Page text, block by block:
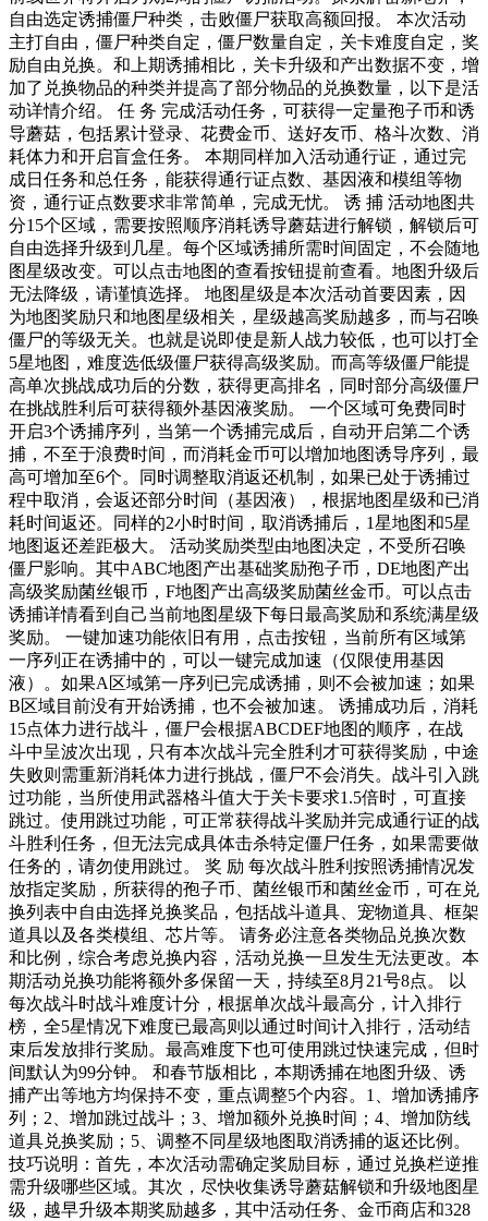
自由选定诱捕僵尸种类，击败僵尸获取高额回报。 本次活动
主打自由，僵尸种类自定，僵尸数量自定，关卡难度自定，奖
励自由兑换。和上期诱捕相比，关卡升级和产出数据不变，增
加了兑换物品的种类并提高了部分物品的兑换数量，以下是活
动详情介绍。 任 务 完成活动任务，可获得一定量孢子币和诱
导蘑菇，包括累计登录、花费金币、送好友币、格斗次数、消
耗体力和开启盲盒任务。 本期同样加入活动通行证，通过完
成日任务和总任务，能获得通行证点数、基因液和模组等物
资，通行证点数要求非常简单，完成无忧。 诱 捕 活动地图共
分15个区域，需要按照顺序消耗诱导蘑菇进行解锁，解锁后可
自由选择升级到几星。每个区域诱捕所需时间固定，不会随地
图星级改变。可以点击地图的查看按钮提前查看。地图升级后
无法降级，请谨慎选择。 地图星级是本次活动首要因素，因
为地图奖励只和地图星级相关，星级越高奖励越多，而与召唤
僵尸的等级无关。也就是说即使是新人战力较低，也可以打全
5星地图，难度选低级僵尸获得高级奖励。而高等级僵尸能提
高单次挑战成功后的分数，获得更高排名，同时部分高级僵尸
在挑战胜利后可获得额外基因液奖励。 一个区域可免费同时
开启3个诱捕序列，当第一个诱捕完成后，自动开启第二个诱
捕，不至于浪费时间，而消耗金币可以增加地图诱导序列，最
高可增加至6个。同时调整取消返还机制，如果已处于诱捕过
程中取消，会返还部分时间（基因液），根据地图星级和已消
耗时间返还。同样的2小时时间，取消诱捕后，1星地图和5星
地图返还差距极大。 活动奖励类型由地图决定，不受所召唤
僵尸影响。其中ABC地图产出基础奖励孢子币，DE地图产出
高级奖励菌丝银币，F地图产出高级奖励菌丝金币。可以点击
诱捕详情看到自己当前地图星级下每日最高奖励和系统满星级
奖励。 一键加速功能依旧有用，点击按钮，当前所有区域第
一序列正在诱捕中的，可以一键完成加速（仅限使用基因
液）。如果A区域第一序列已完成诱捕，则不会被加速；如果
B区域目前没有开始诱捕，也不会被加速。 诱捕成功后，消耗
15点体力进行战斗，僵尸会根据ABCDEF地图的顺序，在战
斗中呈波次出现，只有本次战斗完全胜利才可获得奖励，中途
失败则需重新消耗体力进行挑战，僵尸不会消失。战斗引入跳
过功能，当所使用武器格斗值大于关卡要求1.5倍时，可直接
跳过。使用跳过功能，可正常获得战斗奖励并完成通行证的战
斗胜利任务，但无法完成具体击杀特定僵尸任务，如果需要做
任务的，请勿使用跳过。 奖 励 每次战斗胜利按照诱捕情况发
放指定奖励，所获得的孢子币、菌丝银币和菌丝金币，可在兑
换列表中自由选择兑换奖品，包括战斗道具、宠物道具、框架
道具以及各类模组、芯片等。 请务必注意各类物品兑换次数
和比例，综合考虑兑换内容，活动兑换一旦发生无法更改。本
期活动兑换功能将额外多保留一天，持续至8月21号8点。 以
每次战斗时战斗难度计分，根据单次战斗最高分，计入排行
榜，全5星情况下难度已最高则以通过时间计入排行，活动结
束后发放排行奖励。最高难度下也可使用跳过快速完成，但时
间默认为99分钟。 和春节版相比，本期诱捕在地图升级、诱
捕产出等地方均保持不变，重点调整5个内容。1、增加诱捕序
列；2、增加跳过战斗；3、增加额外兑换时间；4、增加防线
道具兑换奖励；5、调整不同星级地图取消诱捕的返还比例。
技巧说明：首先，本次活动需确定奖励目标，通过兑换栏逆推
需升级哪些区域。其次，尽快收集诱导蘑菇解锁和升级地图星
级，越早升级本期奖励越多，其中活动任务、金币商店和328